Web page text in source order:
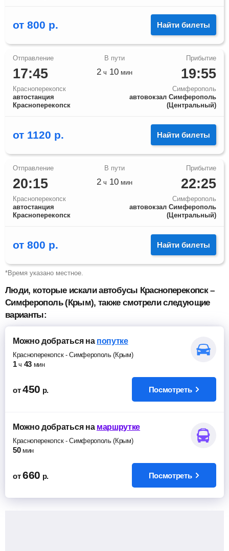
от 800 р. Найти билеты
17:45
Красноперекопск
автостанция
Красноперекопск
19:55
Симферополь
автовокзал Симферополь
(Центральный)
2 ч 10 мин
от 1120 р. Найти билеты
20:15
Красноперекопск
автостанция
Красноперекопск
22:25
Симферополь
автовокзал Симферополь
(Центральный)
2 ч 10 мин
от 800 р. Найти билеты
*Время указано местное.
Люди, которые искали автобусы Красноперекопск –
Симферополь (Крым), также смотрели следующие
варианты:
Можно добратьсяна попутке
Красноперекопск-Симферополь (Крым)
1 ч 43 мин
от 450 р. Посмотреть
Можно добратьсяна маршрутке
Красноперекопск-Симферополь (Крым)
50 мин
от 660 р. Посмотреть